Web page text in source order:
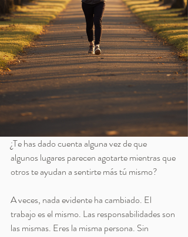
¿Te has dado cuenta alguna vez de que
algunos lugares parecen agotarte mientras que
otros te ayudan a sentirte más tú mismo?
A veces, nada evidente ha cambiado. El
trabajo es el mismo. Las responsabilidades son
las mismas. Eres la misma persona. Sin